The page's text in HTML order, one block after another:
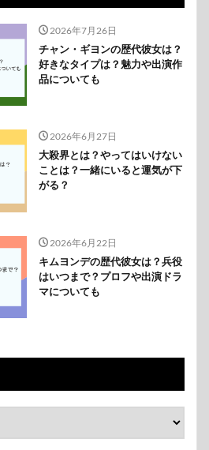
2026年7月26日
チャン・ギヨンの歴代彼女は？
好きなタイプは？魅力や出演作
品についても
2026年6月27日
大殺界とは？やってはいけない
ことは？一緒にいると運気が下
がる？
2026年6月22日
キムヨンデの歴代彼女は？兵役
はいつまで？プロフや出演ドラ
マについても